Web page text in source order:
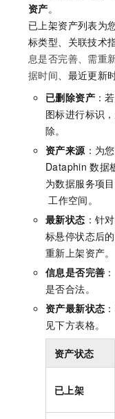
资产。
已上架资产列表为
标类型、关联技术
息是否完善、需重
据时间、最近更新
已删除资产 ：
图标进行标识
除。
资产来源：为
Dataphin 数据
为数据服务项
工作空间。
最新状态 ：针
标悬停状态后的
重新上架资产。
信息是否完善
是否合法。
资产最新状态
见下方表格。
资产状态
已上架